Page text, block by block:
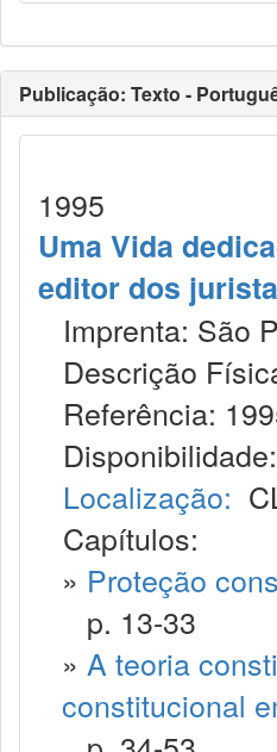
Publicação: Texto -
1995
Uma Vida
editor dos
Imprenta: São
Descrição
Referência:
Disponibilidade:
Localização:
Capítulos:
» Proteção
p. 13-33
» A teoria
constitucional